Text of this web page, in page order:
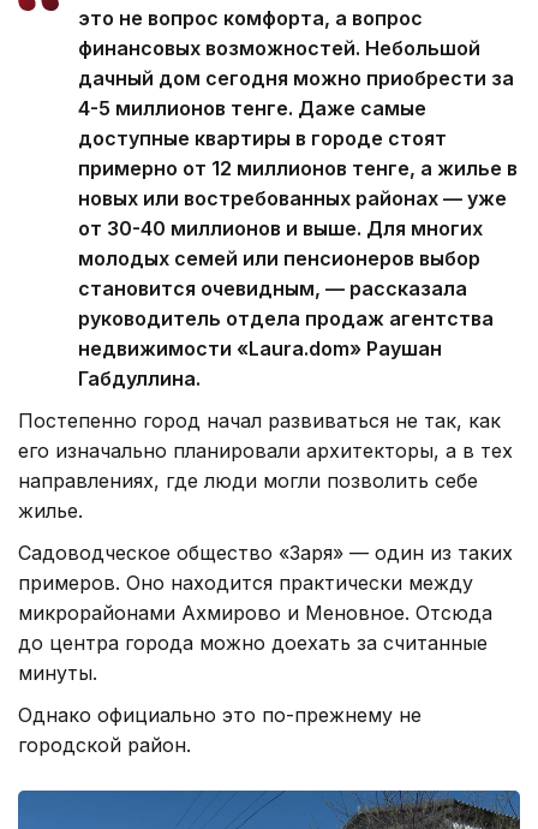
это не вопрос комфорта, а вопрос
финансовых возможностей. Небольшой
дачный дом сегодня можно приобрести за
4-5 миллионов тенге. Даже самые
доступные квартиры в городе стоят
примерно от 12 миллионов тенге, а жилье в
новых или востребованных районах — уже
от 30-40 миллионов и выше. Для многих
молодых семей или пенсионеров выбор
становится очевидным, — рассказала
руководитель отдела продаж агентства
недвижимости «Laura.dom» Раушан
Габдуллина.
Постепенно город начал развиваться не так, как
его изначально планировали архитекторы, а в тех
направлениях, где люди могли позволить себе
жилье.
Садоводческое общество «Заря» — один из таких
примеров. Оно находится практически между
микрорайонами Ахмирово и Меновное. Отсюда
до центра города можно доехать за считанные
минуты.
Однако официально это по-прежнему не
городской район.